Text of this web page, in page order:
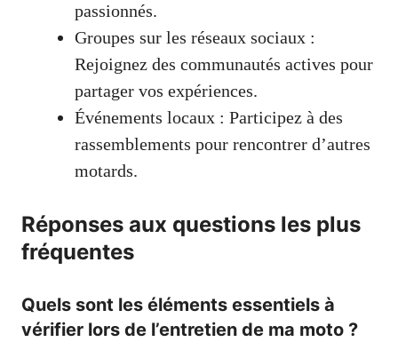
passionnés.
Groupes sur les réseaux sociaux :
Rejoignez des communautés actives pour
partager vos expériences.
Événements locaux : Participez à des
rassemblements pour rencontrer d’autres
motards.
Réponses aux questions les plus
fréquentes
Quels sont les éléments essentiels à
vérifier lors de l’entretien de ma moto ?